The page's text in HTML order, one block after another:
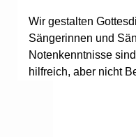
Wir gestalten
Sängerinnen und
Notenkenntnisse sind
hilfreich, aber nicht